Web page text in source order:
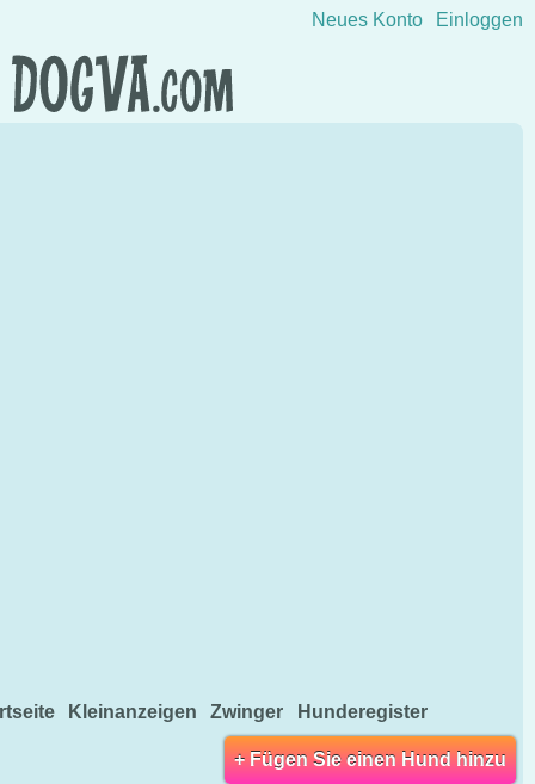
Direkt zum Inhalt wechseln
Neues Konto Einloggen
Kleinanzeigen Zwinger Hunderegister
+ Fügen Sie einen Hund hinzu